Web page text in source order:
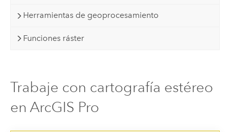
Herramientas de geoprocesamiento
Funciones ráster
Trabaje con cartografía estéreo
en ArcGIS Pro